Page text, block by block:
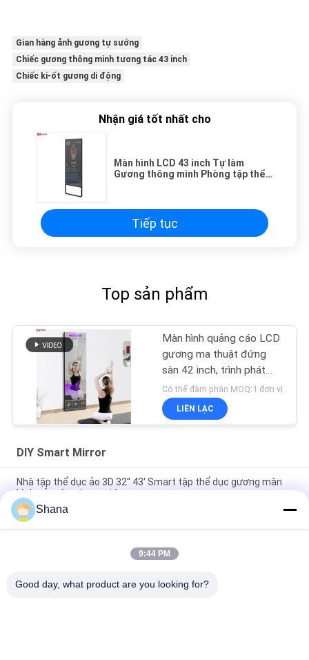
Gian hàng ảnh gương tự sướng
Chiếc gương thông minh tương tác 43 inch
Chiếc ki-ốt gương di động
Nhận giá tốt nhất cho
Màn hình LCD 43 inch Tự làm
Gương thông minh Phòng tập thể
Tiếp tục
Top sản phẩm
Màn hình quảng cáo LCD
gương ma thuật đứng
sàn 42 inch, trình phát
trong nhà
Có thể đàm phán MOQ:1 đơn vị
LIÊN LẠC
DIY Smart Mirror
Nhà tập thể dục ảo 3D 32'' 43' Smart tập thể dục gương màn
hình cảm ứng tương tác
Đứng sàn DIY Smart Mirror màn hình cảm ứng Android Or Win
OS
Màn hình quảng cáo LCD thông minh tập thể dục 43" 55" 65"
Shana
9:44 PM
Good day, what product are you looking for?